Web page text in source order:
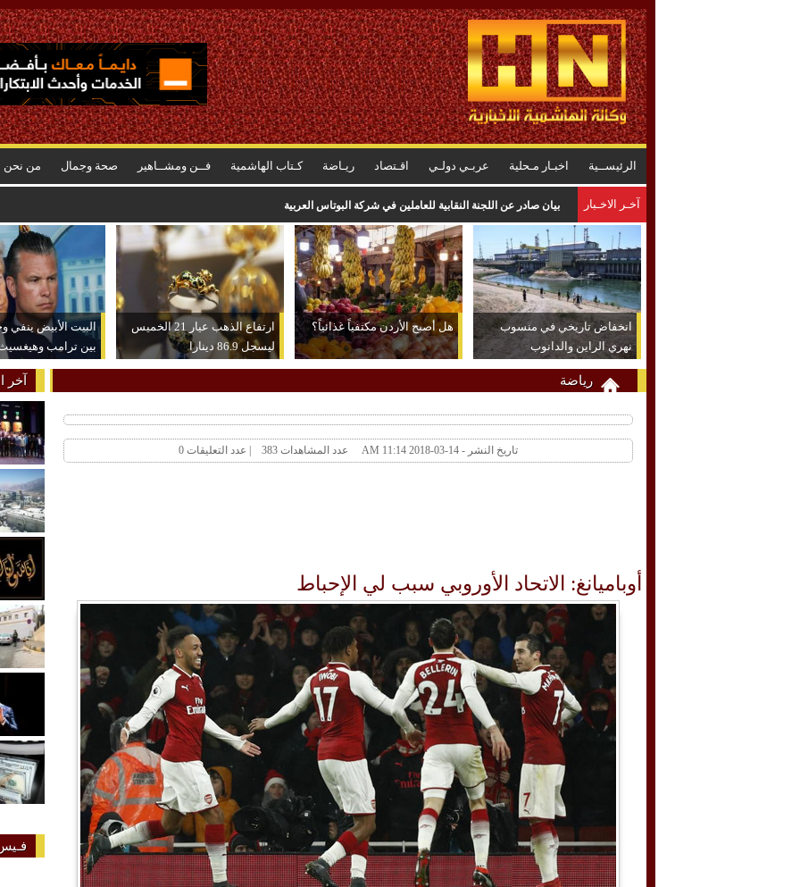
الرئيســية اخبـار مـحلية عربـي دولـي اقـتصاد ريـاضة كـتاب الهاشمية فــن ومشــاهير صحة وجمال من نحن
آخـر الاخـبار بيان صادر عن اللجنة النقابية للعاملين في شركة البوتاس العربية
انخفاض تاريخي في منسوب
نهري الراين والدانوب
هل أصبح الأردن مكتفياً غذائياً؟
ارتفاع الذهب عيار 21 الخميس
ليسجل 86.9 دينارا
البيت الأبيض ينفي
بين ترامب
رياضة
تاريخ النشر - 14-03-2018 11:14 AM عدد المشاهدات 383 | عدد التعليقات 0
أوباميانغ: الاتحاد الأوروبي سبب لي الإحباط
آخر